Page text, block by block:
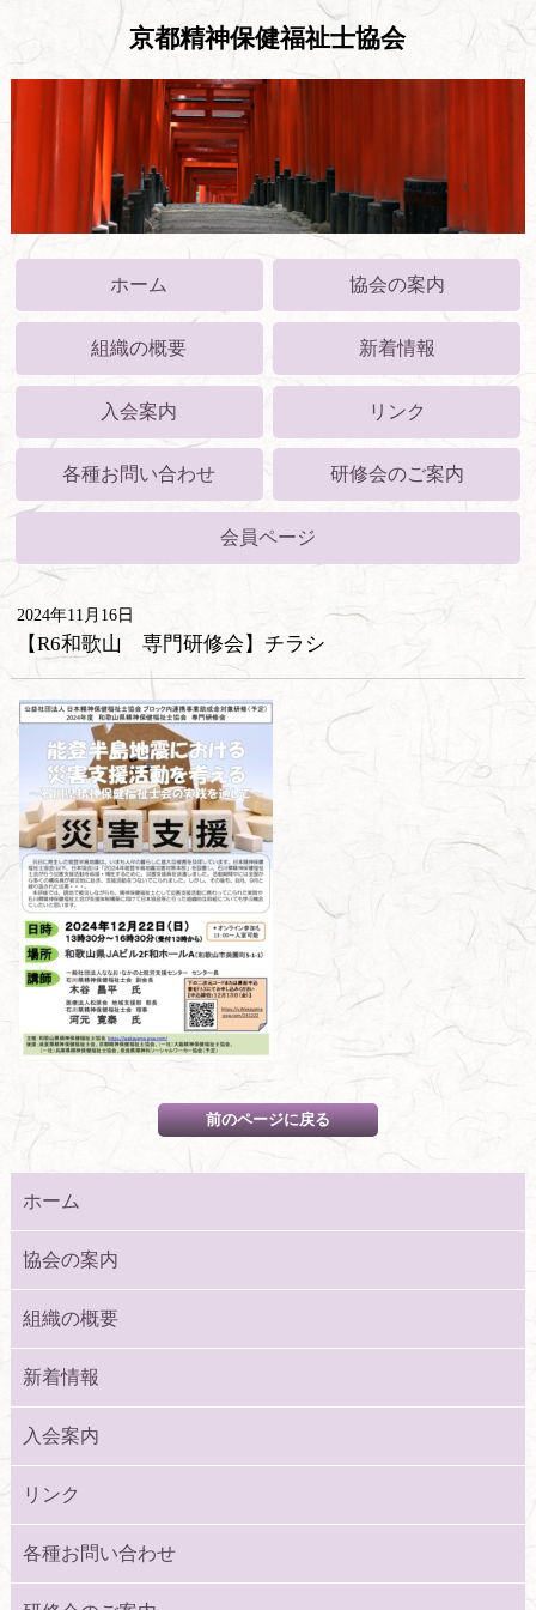
京都精神保健福祉士協会
ホーム 協会の案内
組織の概要 新着情報
入会案内 リンク
各種お問い合わせ 研修会のご案内
会員ページ
2024年11月16日
【R6和歌山 専門研修会】チラシ
ホーム
協会の案内
組織の概要
新着情報
入会案内
リンク
各種お問い合わせ